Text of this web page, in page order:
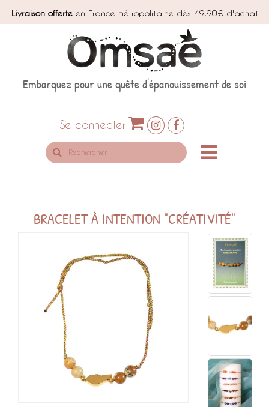
Livraison offerteen France métropolitaine dès 49,90€ d'achat
Embarquez pour une quête d'épanouissement de soi
Se connecter
BRACELET À INTENTION "CRÉATIVITÉ"